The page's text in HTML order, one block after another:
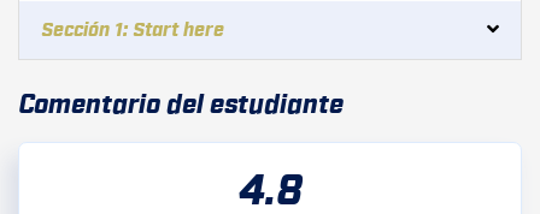
Sección 1: Start here
Comentario del estudiante
4.8